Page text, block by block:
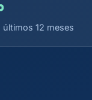
12 meses